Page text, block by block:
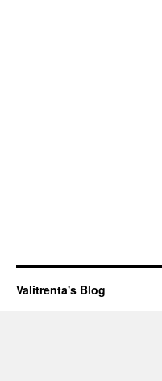
Valitrenta's Blog